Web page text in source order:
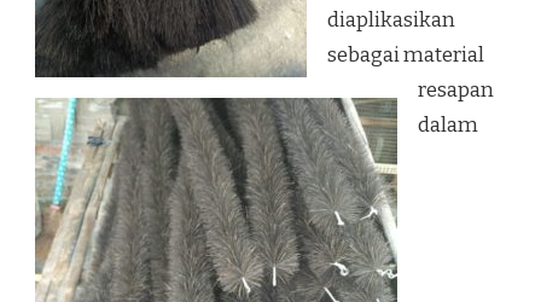
diaplikasikan
sebagai material
resapan
dalam